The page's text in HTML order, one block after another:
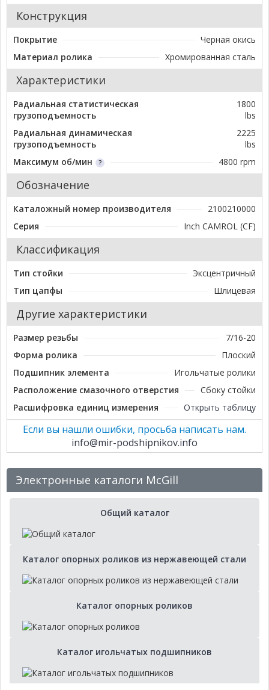
Конструкция
Покрытие
Черная окись
Материал ролика
Хромированная сталь
Характеристики
Радиальная статистическая
грузоподъемность
1800
lbs
Радиальная динамическая
грузоподъемность
2225
lbs
Максимум об/мин
4800 rpm
Обозначение
Каталожный номер производителя
2100210000
Серия
Inch CAMROL (CF)
Классификация
Тип стойки
Эксцентричный
Тип цапфы
Шлицевая
Другие характеристики
Размер резьбы
7/16-20
Форма ролика
Плоский
Подшипник элемента
Игольчатые ролики
Расположение смазочного отверстия
Сбоку стойки
Расшифровка единиц измерения
Открыть таблицу
Если вы нашли ошибки, просьба написать нам.
info@mir-podshipnikov.info
Электронные каталоги McGill
Общий каталог
Каталог опорных роликов из нержавеющей стали
Каталог опорных роликов
Каталог игольчатых подшипников